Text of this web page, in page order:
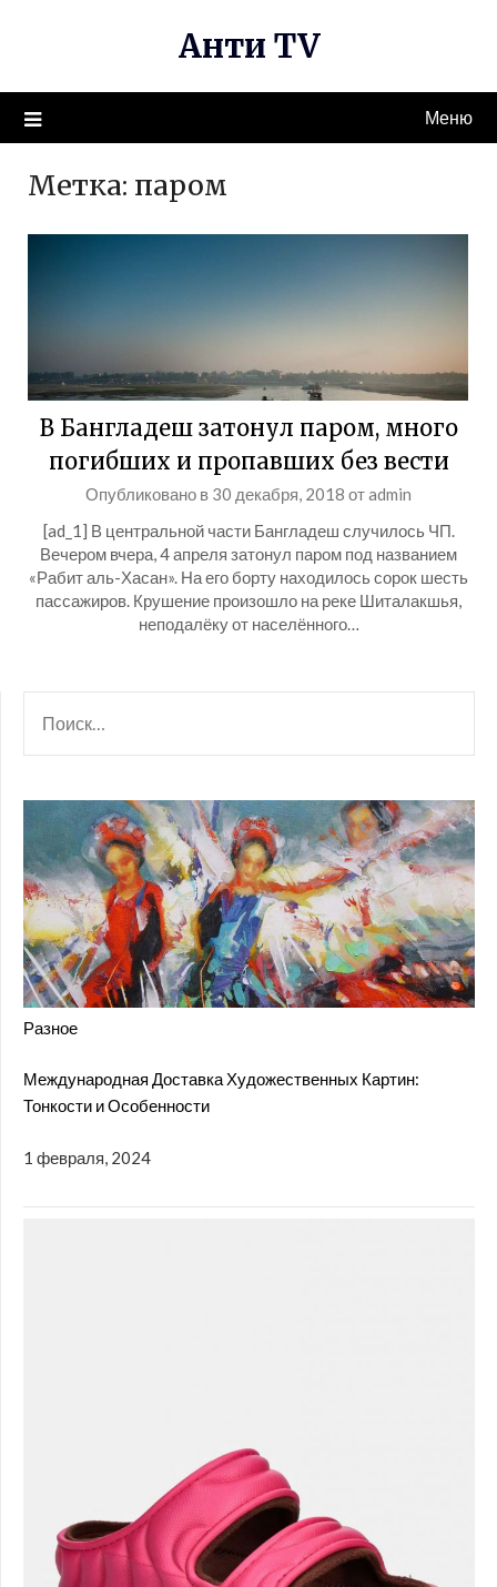
Анти TV
Меню
Метка: паром
В Бангладеш затонул паром, много
погибших и пропавших без вести
Опубликовано в 30 декабря, 2018 отadmin
[ad_1] В центральной части Бангладеш случилось ЧП.
Вечером вчера, 4 апреля затонул паром под названием
«Рабит аль-Хасан». На его борту находилось сорок шесть
пассажиров. Крушение произошло на реке Шиталакшья,
неподалёку от населённого…
Разное
Международная Доставка Художественных Картин:
Тонкости и Особенности
1 февраля, 2024